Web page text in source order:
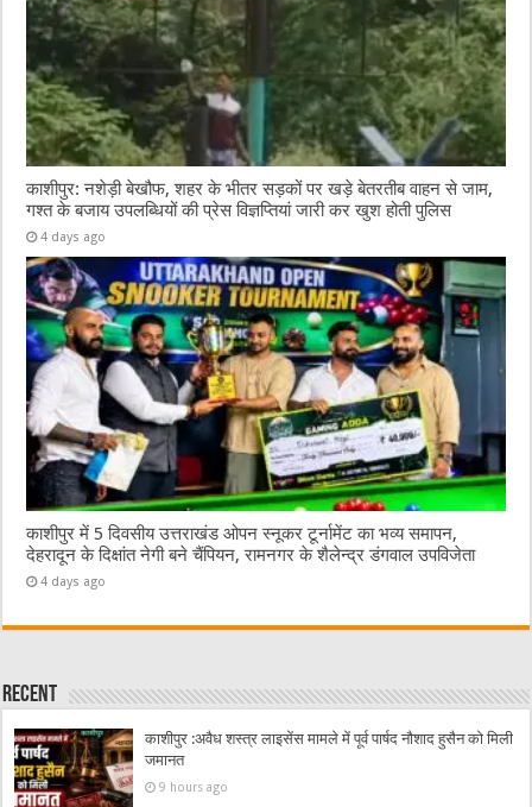
काशीपुर: नशेड़ी बेखौफ, शहर के भीतर सड़कों पर खड़े बेतरतीब वाहन से जाम,
गश्त के बजाय उपलब्धियों की प्रेस विज्ञप्तियां जारी कर खुश होती पुलिस
4 days ago
काशीपुर में 5 दिवसीय उत्तराखंड ओपन स्नूकर टूर्नामेंट का भव्य समापन,
देहरादून के दिक्षांत नेगी बने चैंपियन, रामनगर के शैलेन्द्र डंगवाल उपविजेता
4 days ago
Recent
काशीपुर :अवैध शस्त्र लाइसेंस मामले में पूर्व पार्षद नौशाद हुसैन को मिली
जमानत
9 hours ago